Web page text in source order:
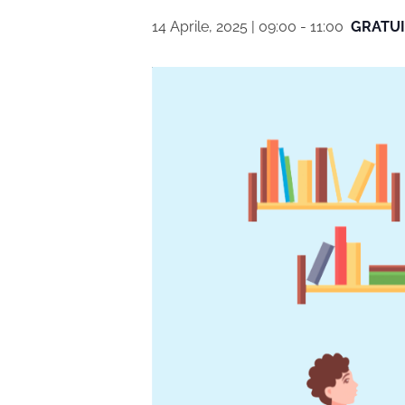
14 Aprile, 2025 | 09:00 - 11:00